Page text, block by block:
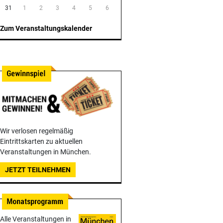
31 1 2 3 4 5 6
Zum Veranstaltungskalender
Wir verlosen regelmäßig
Eintrittskarten zu aktuellen
Veranstaltungen in München.
JETZT TEILNEHMEN
Alle Veranstaltungen in